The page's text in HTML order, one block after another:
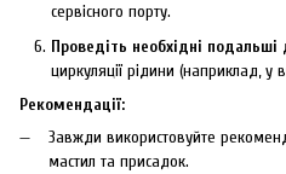
сервісного порту.
Проведіть необхідні подальші
циркуляції рідини (наприклад,
Рекомендації:
Завжди використовуйте
мастил та присадок.